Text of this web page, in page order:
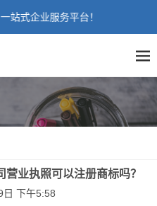
站式企业服务平台！
营业执照可以注册商标吗？
日 下午5:58